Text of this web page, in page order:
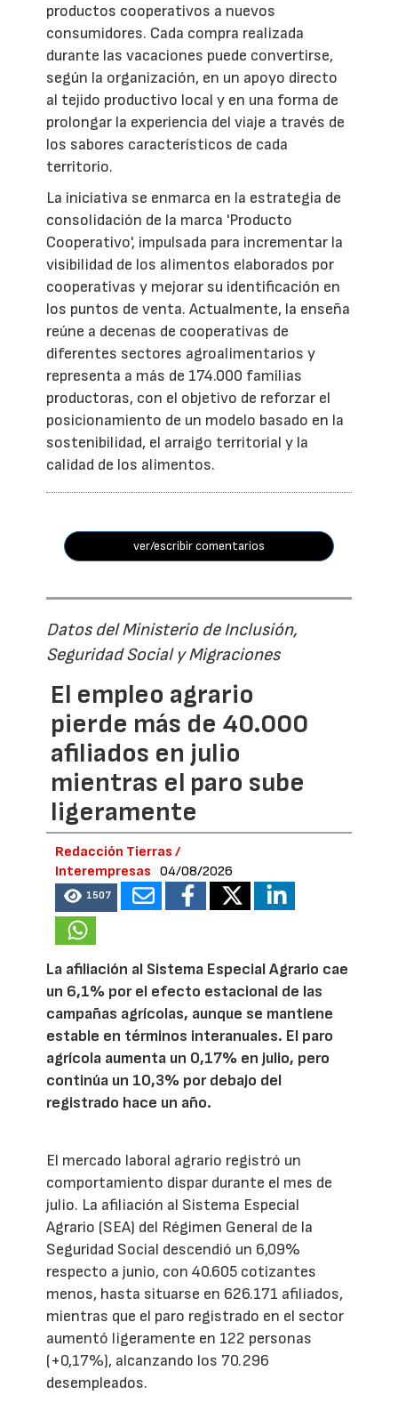
productos cooperativos a nuevos
consumidores. Cada compra realizada
durante las vacaciones puede convertirse,
según la organización, en un apoyo directo
al tejido productivo local y en una forma de
prolongar la experiencia del viaje a través de
los sabores característicos de cada
territorio.
La iniciativa se enmarca en la estrategia de
consolidación de la marca 'Producto
Cooperativo', impulsada para incrementar la
visibilidad de los alimentos elaborados por
cooperativas y mejorar su identificación en
los puntos de venta. Actualmente, la enseña
reúne a decenas de cooperativas de
diferentes sectores agroalimentarios y
representa a más de 174.000 familias
productoras, con el objetivo de reforzar el
posicionamiento de un modelo basado en la
sostenibilidad, el arraigo territorial y la
calidad de los alimentos.
ver/escribir comentarios
Datos del Ministerio de Inclusión,
Seguridad Social y Migraciones
El empleo agrario
pierde más de 40.000
afiliados en julio
mientras el paro sube
ligeramente
Redacción Tierras /
Interempresas
04/08/2026
1507
La afiliación al Sistema Especial Agrario cae
un 6,1% por el efecto estacional de las
campañas agrícolas, aunque se mantiene
estable en términos interanuales. El paro
agrícola aumenta un 0,17% en julio, pero
continúa un 10,3% por debajo del
registrado hace un año.
El mercado laboral agrario registró un
comportamiento dispar durante el mes de
julio. La afiliación al Sistema Especial
Agrario (SEA) del Régimen General de la
Seguridad Social descendió un 6,09%
respecto a junio, con 40.605 cotizantes
menos, hasta situarse en 626.171 afiliados,
mientras que el paro registrado en el sector
aumentó ligeramente en 122 personas
(+0,17%), alcanzando los 70.296
desempleados.